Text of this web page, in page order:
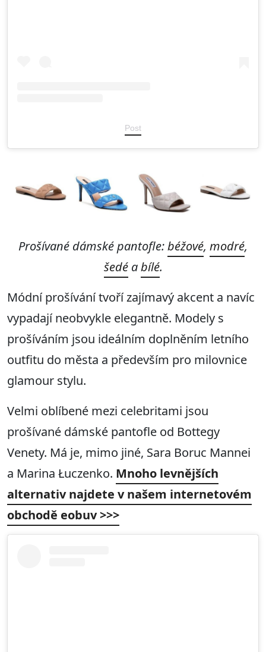
Post
Prošívané dámské pantofle:béžové, modré,
šedé a bílé.
Módní prošívání tvoří zajímavý akcent a navíc
vypadají neobvykle elegantně. Modely s
prošíváním jsou ideálním doplněním letního
outfitu do města a především pro milovnice
glamour stylu.
Velmi oblíbené mezi celebritami jsou
prošívané dámské pantofle od Bottegy
Venety. Má je, mimo jiné, Sara Boruc Mannei
a Marina Łuczenko. Mnoho levnějších
alternativ najdete v našem internetovém
obchodě eobuv >>>